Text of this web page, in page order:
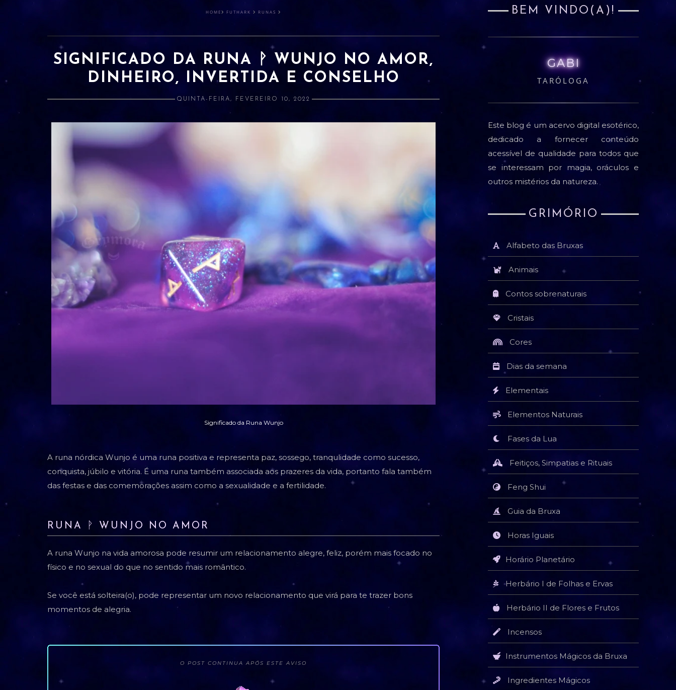
HOME FUTHARK RUNAS
SIGNIFICADO DA RUNA ᚹ WUNJO NO AMOR,
DINHEIRO, INVERTIDA E CONSELHO
QUINTA-FEIRA, FEVEREIRO 10, 2022
Significado da Runa Wunjo
A runa nórdica Wunjo é uma runa positiva e representa paz, sossego, tranqulidade como sucesso,
conquista, júbilo e vitória. É uma runa também associada aos prazeres da vida, portanto fala também
das festas e das comemorações assim como a sexualidade e a fertilidade.
RUNA ᚹ WUNJO NO AMOR
A runa Wunjo na vida amorosa pode resumir um relacionamento alegre, feliz, porém mais focado no
físico e no sexual do que no sentido mais romântico.
Se você está solteira(o), pode representar um novo relacionamento que virá para te trazer bons
momentos de alegria.
O POST CONTINUA APÓS ESTE AVISO
BEM VINDO(A)!
GABI
TARÓLOGA
Este blog é um acervo digital esotérico,
dedicado a fornecer conteúdo
acessível de qualidade para todos que
se interessam por magia, oráculos e
outros mistérios da natureza.
GRIMÓRIO
Alfabeto das Bruxas
Animais
Contos sobrenaturais
Cristais
Cores
Dias da semana
Elementais
Elementos Naturais
Fases da Lua
Feitiços, Simpatias e Rituais
Feng Shui
Guia da Bruxa
Horas Iguais
Horário Planetário
Herbário I de Folhas e Ervas
Herbário II de Flores e Frutos
Incensos
Instrumentos Mágicos da Bruxa
Ingredientes Mágicos